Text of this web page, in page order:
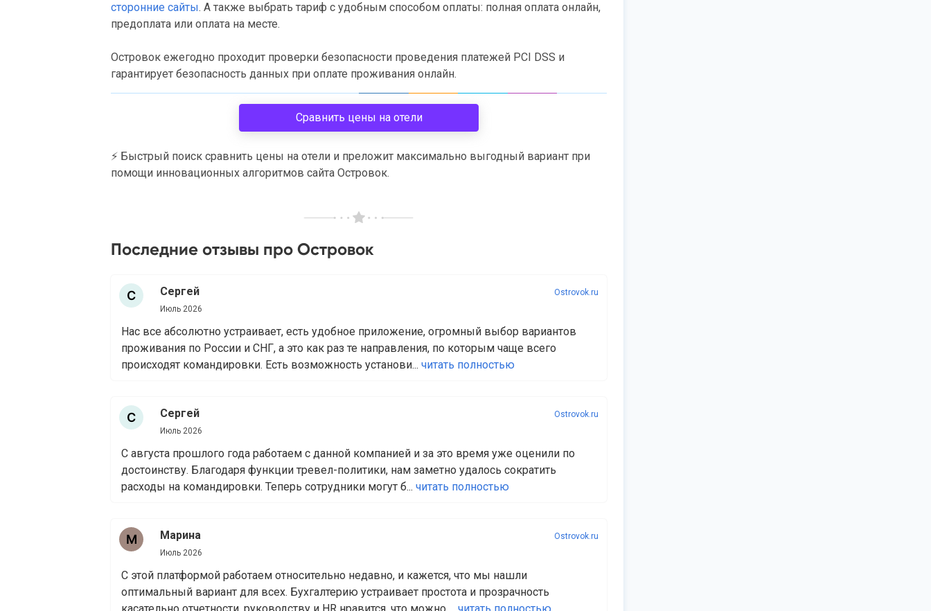
сторонние сайты. А также выбрать тариф с удобным способом оплаты: полная оплата онлайн,
предоплата или оплата на месте.
Островок ежегодно проходит проверки безопасности проведения платежей PCI DSS и
гарантирует безопасность данных при оплате проживания онлайн.
Сравнить цены на отели
⚡ Быстрый поиск сравнить цены на отели и преложит максимально выгодный вариант при
помощи инновационных алгоритмов сайта Островок.
Последние отзывы про Островок
Сергей
Июль 2026
Ostrovok.ru
Нас все абсолютно устраивает, есть удобное приложение, огромный выбор вариантов
проживания по России и СНГ, а это как раз те направления, по которым чаще всего
происходят командировки. Есть возможность установи... читать полностью
Сергей
Июль 2026
Ostrovok.ru
С августа прошлого года работаем с данной компанией и за это время уже оценили по
достоинству. Благодаря функции тревел-политики, нам заметно удалось сократить
расходы на командировки. Теперь сотрудники могут б... читать полностью
Марина
Июль 2026
Ostrovok.ru
С этой платформой работаем относительно недавно, и кажется, что мы нашли
оптимальный вариант для всех. Бухгалтерию устраивает простота и прозрачность